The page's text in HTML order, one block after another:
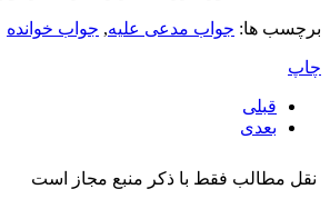
برچسب ها: جواب مدعی علیه, جواب خوانده
چاپ
قبلی
بعدی
نقل مطالب فقط با ذکر منبع مجاز است